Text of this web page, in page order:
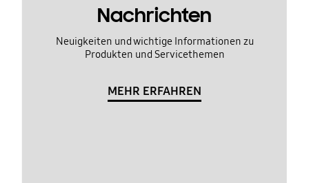
Nachrichten
Neuigkeiten und wichtige Informationen zu
Produkten und Servicethemen
MEHR ERFAHREN